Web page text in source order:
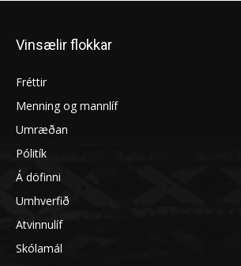
Vinsælir flokkar
Fréttir
Menning og mannlíf
Umræðan
Pólitík
Á döfinni
Umhverfið
Atvinnulíf
Skólamál